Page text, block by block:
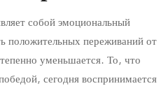
собой эмоциональный
положительных переживаний от
уменьшается. То, что
сегодня воспринимается